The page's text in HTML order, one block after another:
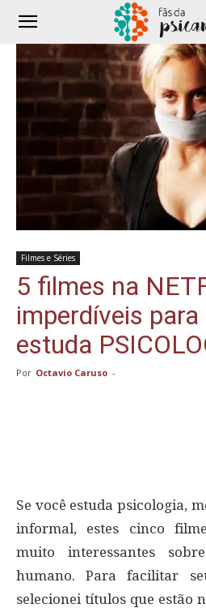
Filmes e Séries
5 filmes na
imperdíveis para
estuda
Por Octavio Caruso -
Se você estuda psicologia,
informal, estes cinco
muito interessantes
humano. Para facilitar
selecionei títulos que estão